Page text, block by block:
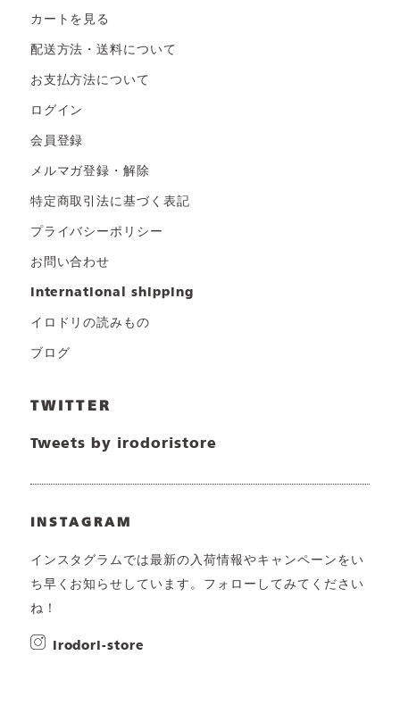
カートを見る
配送方法・送料について
お支払方法について
ログイン
会員登録
メルマガ登録・解除
特定商取引法に基づく表記
プライバシーポリシー
お問い合わせ
international shipping
イロドリの読みもの
ブログ
TWITTER
Tweets by irodoristore
INSTAGRAM
インスタグラムでは最新の入荷情報やキャンペーンをい
ち早くお知らせしています。フォローしてみてください
ね！
irodori-store